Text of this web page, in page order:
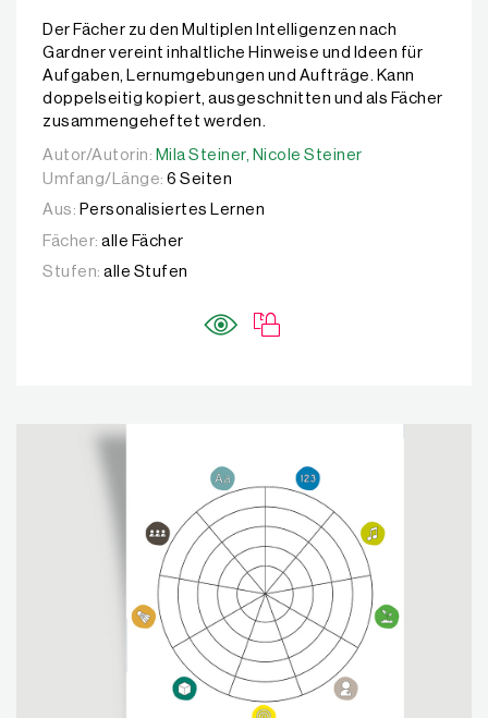
Der Fächer zu den Multiplen Intelligenzen nach
Gardner vereint inhaltliche Hinweise und Ideen für
Aufgaben, Lernumgebungen und Aufträge. Kann
doppelseitig kopiert, ausgeschnitten und als Fächer
zusammengeheftet werden.
Autor/Autorin: Mila Steiner, Nicole Steiner
Autor/Autorin: Mila Steiner, Nicole Steiner
Umfang/Länge: 6 Seiten
Aus: Personalisiertes Lernen
Fächer: alle Fächer
Stufen: alle Stufen